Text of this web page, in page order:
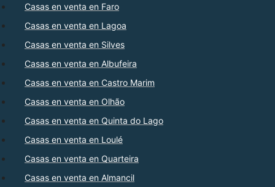
Casas en venta en Faro
Casas en venta en Lagoa
Casas en venta en Silves
Casas en venta en Albufeira
Casas en venta en Castro Marim
Casas en venta en Olhão
Casas en venta en Quinta do Lago
Casas en venta en Loulé
Casas en venta en Quarteira
Casas en venta en Almancil